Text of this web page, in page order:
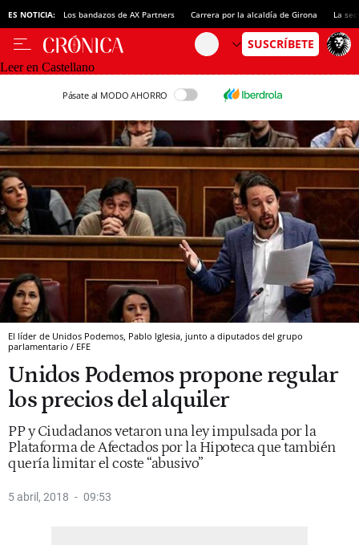
ES NOTICIA: Los bandazos de AX Partners Carrera por la alcaldía de Girona La
Leer en Castellano
Pásate al MODO AHORRO
El líder de Unidos Podemos, Pablo Iglesia, junto a diputados del grupo
parlamentario / EFE
Unidos Podemos propone regular
los precios del alquiler
PP y Ciudadanos vetaron una ley impulsada por la
Plataforma de Afectados por la Hipoteca que también
quería limitar el coste “abusivo”
5 abril, 2018 09:53